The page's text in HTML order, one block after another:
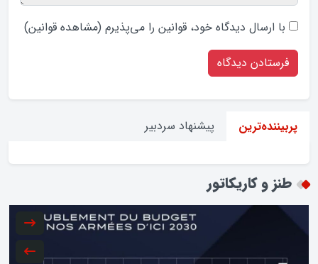
با ارسال دیدگاه‌ خود، قوانین را می‌پذیرم (مشاهده قوانین)
پربیننده‌ترین پیشنهاد سردبیر
طنز و کاریکاتور